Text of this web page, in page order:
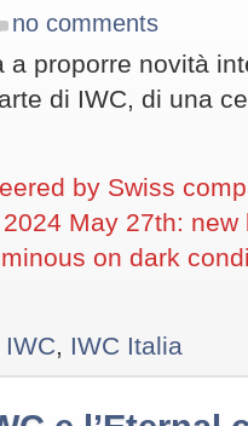
no comments
a proporre novità
di IWC, di una
by Swiss
May 27th:
on dark
IWC, IWC Italia